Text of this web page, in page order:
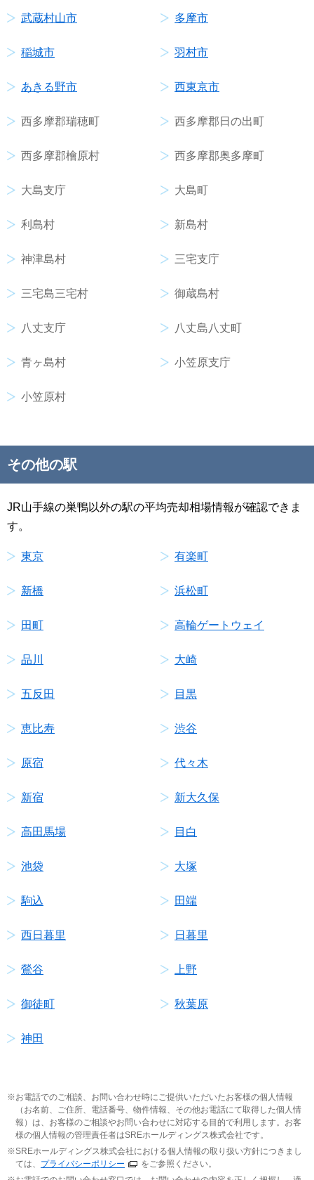
武蔵村山市 多摩市
稲城市 羽村市
あきる野市 西東京市
西多摩郡瑞穂町 西多摩郡日の出町
西多摩郡檜原村 西多摩郡奥多摩町
大島支庁 大島町
利島村 新島村
神津島村 三宅支庁
三宅島三宅村 御蔵島村
八丈支庁 八丈島八丈町
青ヶ島村 小笠原支庁
小笠原村
その他の駅
JR山手線の巣鴨以外の駅の平均売却相場情報が確認できま
す。
東京 有楽町
新橋 浜松町
田町 高輪ゲートウェイ
品川 大崎
五反田 目黒
恵比寿 渋谷
原宿 代々木
新宿 新大久保
高田馬場 目白
池袋 大塚
駒込 田端
西日暮里 日暮里
鶯谷 上野
御徒町 秋葉原
神田
お電話でのご相談、お問い合わせ時にご提供いただいたお客様の個人情報
（お名前、ご住所、電話番号、物件情報、その他お電話にて取得した個人情
報）は、お客様のご相談やお問い合わせに対応する目的で利用します。お客
様の個人情報の管理責任者はSREホールディングス株式会社です。
SREホールディングス株式会社における個人情報の取り扱い方針につきまし
ては、 プライバシーポリシー
をご参照ください。